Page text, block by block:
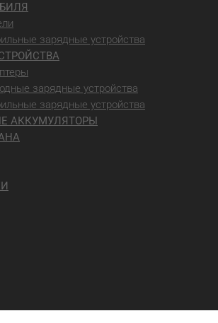
зарядные устройства
зарядные устройства
зарядные устройства
АККУМУЛЯТОРЫ